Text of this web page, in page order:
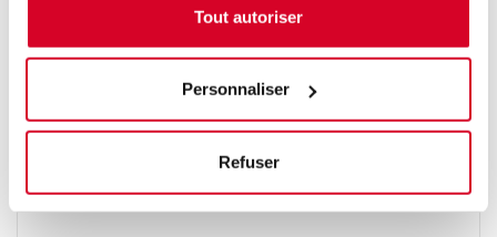
Tout autoriser
Personnaliser
Refuser